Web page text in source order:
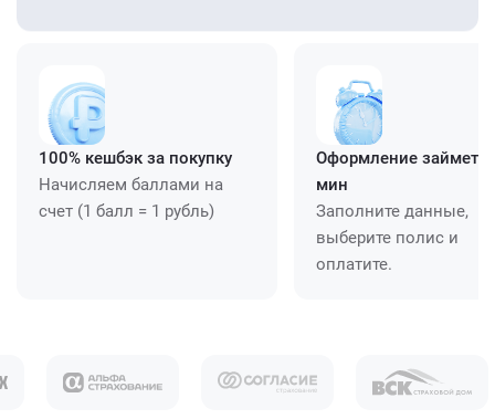
100% кешбэк за покупку
Начисляем баллами на
счет (1 балл = 1 рубль)
Оформление займет
мин
Заполните данные,
выберите полис и
оплатите.